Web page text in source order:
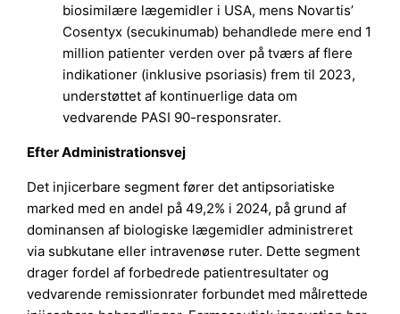
biosimilære lægemidler i USA, mens Novartis’
Cosentyx (secukinumab) behandlede mere end 1
million patienter verden over på tværs af flere
indikationer (inklusive psoriasis) frem til 2023,
understøttet af kontinuerlige data om
vedvarende PASI 90-responsrater.
Efter Administrationsvej
Det injicerbare segment fører det antipsoriatiske
marked med en andel på 49,2% i 2024, på grund af
dominansen af biologiske lægemidler administreret
via subkutane eller intravenøse ruter. Dette segment
drager fordel af forbedrede patientresultater og
vedvarende remissionrater forbundet med målrettede